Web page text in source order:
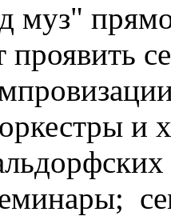
муз"
проявить
и